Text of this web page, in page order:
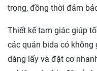
trọng, đồng thời đảm
Thiết kế tam giác giúp
các quán bida có không
dàng lấy và đặt cơ